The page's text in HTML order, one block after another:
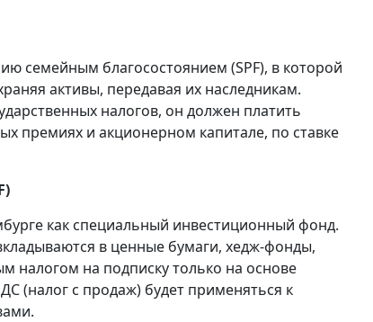
семейным благосостоянием (SPF), в которой
активы, передавая их наследникам.
налогов, он должен платить
премиях и акционерном капитале, по ставке
как специальный инвестиционный фонд.
в ценные бумаги, хедж-фонды,
налогом на подписку только на основе
(налог с продаж) будет применяться к